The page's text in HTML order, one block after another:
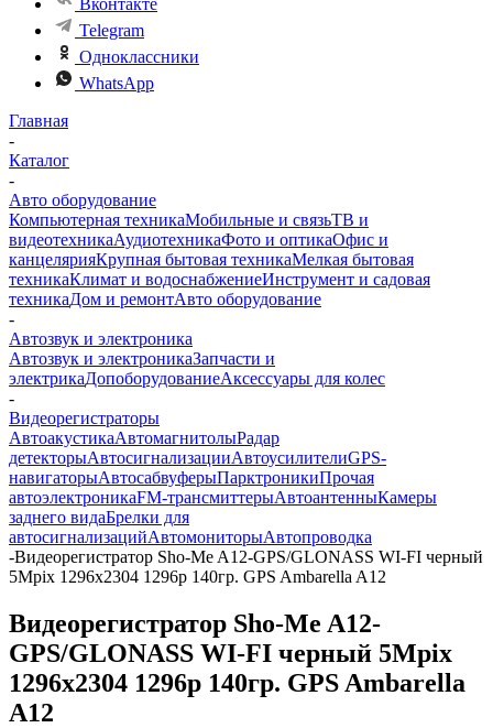
Вконтакте
Telegram
Одноклассники
WhatsApp
Главная
-
Каталог
-
Авто оборудование
Компьютерная техникаМобильные и связьТВ и
видеотехникаАудиотехникаФото и оптикаОфис и
канцелярияКрупная бытовая техникаМелкая бытовая
техникаКлимат и водоснабжениеИнструмент и садовая
техникаДом и ремонтАвто оборудование
-
Автозвук и электроника
Автозвук и электроникаЗапчасти и
электрикаДопоборудованиеАксессуары для колес
-
Видеорегистраторы
АвтоакустикаАвтомагнитолыРадар
детекторыАвтосигнализацииАвтоусилителиGPS-
навигаторыАвтосабвуферыПарктроникиПрочая
автоэлектроникаFM-трансмиттерыАвтоантенныКамеры
заднего видаБрелки для
автосигнализацийАвтомониторыАвтопроводка
-Видеорегистратор Sho-Me A12-GPS/GLONASS WI-FI черный
5Mpix 1296x2304 1296p 140гр. GPS Ambarella A12
Видеорегистратор Sho-Me A12-
GPS/GLONASS WI-FI черный 5Mpix
1296x2304 1296p 140гр. GPS Ambarella
A12